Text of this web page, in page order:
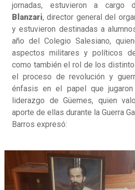
jornadas, estuvieron a cargo
Blanzari, director general del
y estuvieron destinadas a
año del Colegio Salesiano,
aspectos militares y políticos
como también el rol de los
el proceso de revolución y
énfasis en el papel que
liderazgo de Güemes, quien
aporte de ellas durante la Guerra
Barros expresó: